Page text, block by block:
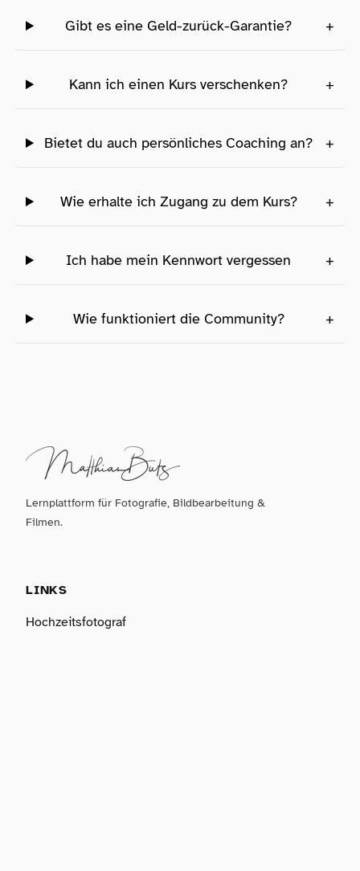
Gibt es eine Geld-zurück-Garantie? +
Kann ich einen Kurs verschenken? +
Bietet du auch persönliches Coaching an? +
Wie erhalte ich Zugang zu dem Kurs? +
Ich habe mein Kennwort vergessen +
Wie funktioniert die Community? +
Lernplattform für Fotografie, Bildbearbeitung &
Filmen.
LINKS
Hochzeitsfotograf